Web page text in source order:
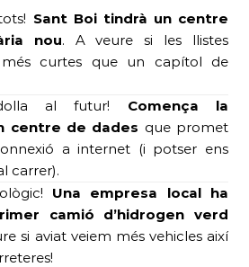
Sant Boi tindrà un centre
nou. A veure si les llistes
més curtes que un capítol de
al futur! Comença la
centre de dades que promet
a internet (i potser ens
carrer).
Una empresa local ha
camió d’hidrogen verd
si aviat veiem més vehicles així